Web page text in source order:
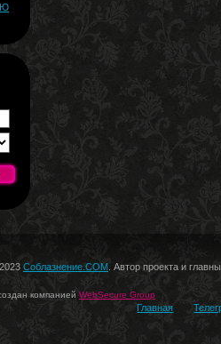
Соблазнение.COM . Автор проекта и
компанией WebSecure Group
Главная